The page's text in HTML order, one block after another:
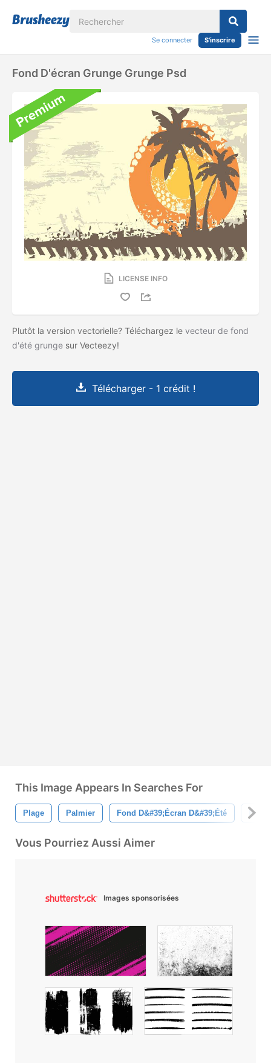
Se connecter S'inscrire
Fond D'écran Grunge Grunge Psd
LICENSE INFO
Plutôt la version vectorielle? Téléchargez le vecteur de fond
d'été grunge sur Vecteezy!
Télécharger - 1 crédit !
This Image Appears In Searches For
Plage Palmier Fond D&#39;écran D&#39;été Fond
Vous Pourriez Aussi Aimer
Images sponsorisées